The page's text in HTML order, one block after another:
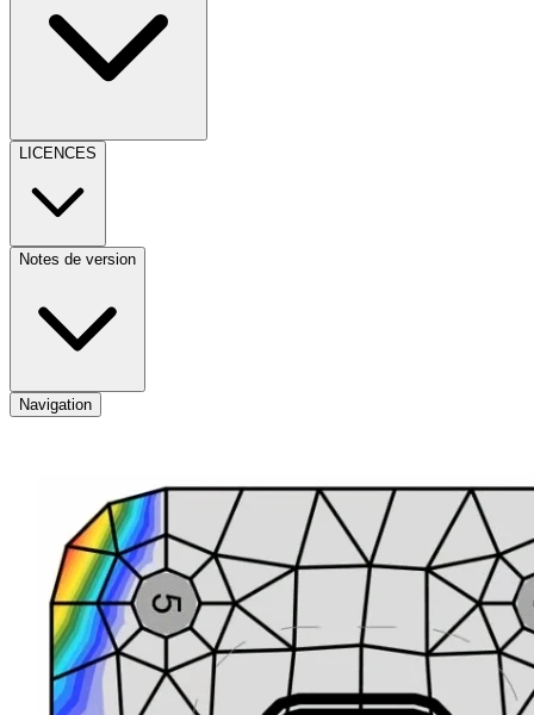
LICENCES
Notes de version
Navigation